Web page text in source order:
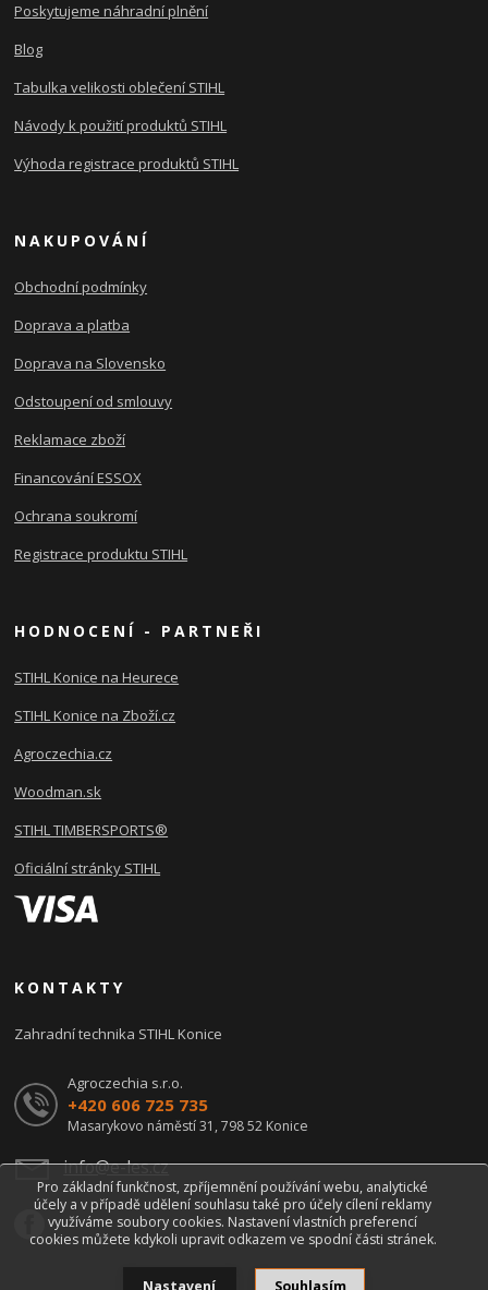
Poskytujeme náhradní plnění
Blog
Tabulka velikosti oblečení STIHL
Návody k použití produktů STIHL
Výhoda registrace produktů STIHL
NAKUPOVÁNÍ
Obchodní podmínky
Doprava a platba
Doprava na Slovensko
Odstoupení od smlouvy
Reklamace zboží
Financování ESSOX
Ochrana soukromí
Registrace produktu STIHL
HODNOCENÍ - PARTNEŘI
STIHL Konice na Heurece
STIHL Konice na Zboží.cz
Agroczechia.cz
Woodman.sk
STIHL TIMBERSPORTS®
Oficiální stránky STIHL
KONTAKTY
Zahradní technika STIHL Konice
Agroczechia s.r.o.
+420 606 725 735
Masarykovo náměstí 31, 798 52 Konice
info@e-les.cz
Pro základní funkčnost, zpříjemnění používání webu, analytické
účely a v případě udělení souhlasu také pro účely cílení reklamy
využíváme soubory cookies. Nastavení vlastních preferencí
cookies můžete kdykoli upravit odkazem ve spodní části stránek.
Nastavení Souhlasím